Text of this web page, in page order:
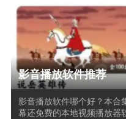
影音播放软件推荐
影音播放软件哪个好？本合
幕还免费的本地视频播放器